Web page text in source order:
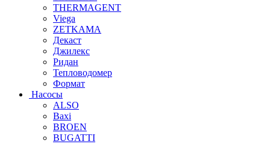
THERMAGENT
Viega
ZETKAMA
Декаст
Джилекс
Ридан
Тепловодомер
Формат
Насосы
ALSO
Baxi
BROEN
BUGATTI